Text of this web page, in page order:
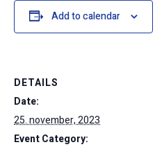
Add to calendar
DETAILS
Date:
25. november, 2023
Event Category: